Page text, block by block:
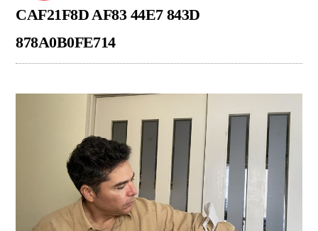
CAF21F8D AF83 44E7 843D
878A0B0FE714